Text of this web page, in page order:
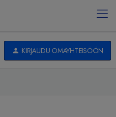
KIRJAUDU OMAYHTEISÖÖN